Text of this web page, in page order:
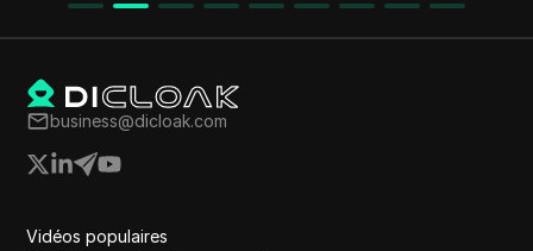
business@dicloak.com
Vidéos populaires